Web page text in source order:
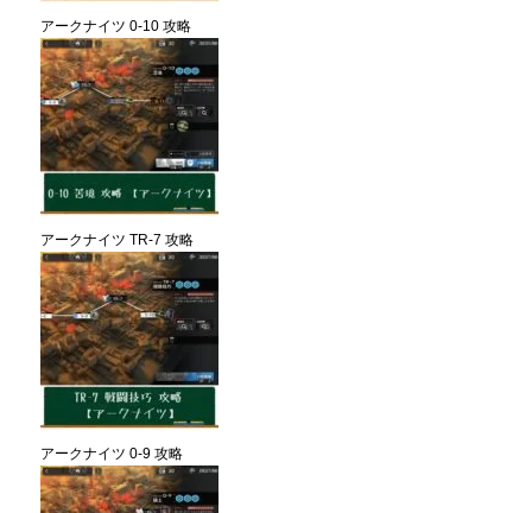
アークナイツ 0-10 攻略
アークナイツ TR-7 攻略
アークナイツ 0-9 攻略